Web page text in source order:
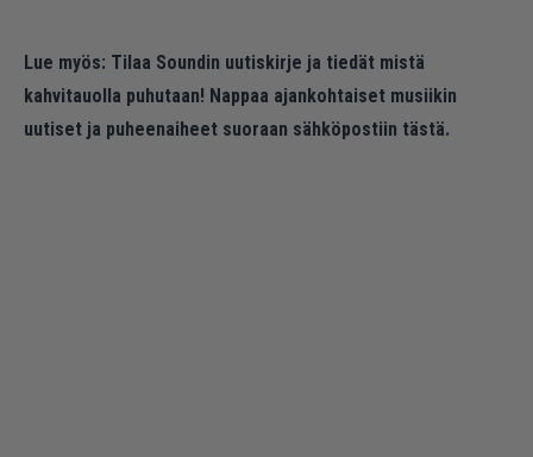
Lue myös: Tilaa Soundin uutiskirje ja tiedät mistä
kahvitauolla puhutaan! Nappaa ajankohtaiset musiikin
uutiset ja puheenaiheet suoraan sähköpostiin tästä.